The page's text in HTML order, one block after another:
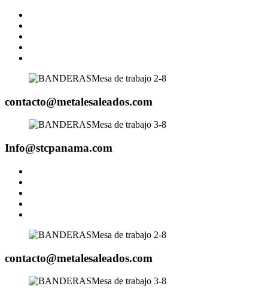
contacto@metalesaleados.com
Info@stcpanama.com
contacto@metalesaleados.com